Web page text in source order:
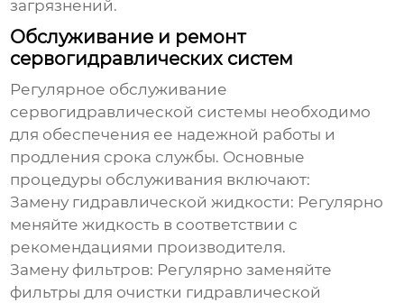
загрязнений.
Обслуживание и ремонт
сервогидравлических систем
Регулярное обслуживание
сервогидравлической системы необходимо
для обеспечения ее надежной работы и
продления срока службы. Основные
процедуры обслуживания включают:
Замену гидравлической жидкости: Регулярно
меняйте жидкость в соответствии с
рекомендациями производителя.
Замену фильтров: Регулярно заменяйте
фильтры для очистки гидравлической